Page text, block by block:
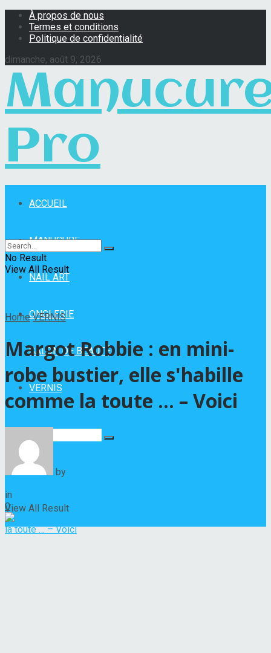
À propos de nous
Termes et conditions
Politique de confidentialité
dimanche, août 9, 2026
Pro
ACCUEIL
MANUCURE
NAIL ART
ONGLERIE
SALON DE BEAUTÉ
VERNIS
No Result
View All Result
No Result
View All Result
Home VERNIS
Margot Robbie : en mini-
robe bustier, elle s'habille
comme la toute … – Voici
by
in
0